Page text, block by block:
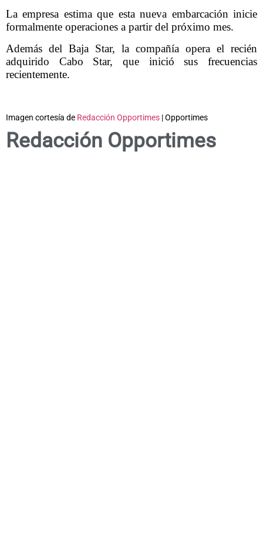
La empresa estima que esta nueva embarcación inicie
formalmente operaciones a partir del próximo mes.
Además del Baja Star, la compañía opera el recién
adquirido Cabo Star, que inició sus frecuencias
recientemente.
Imagen cortesía de Redacción Opportimes | Opportimes
Redacción Opportimes